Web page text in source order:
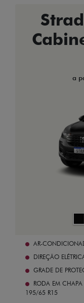
a
AR-
DIREÇÃO
GRADE DE
RODA EM
195/65 R15